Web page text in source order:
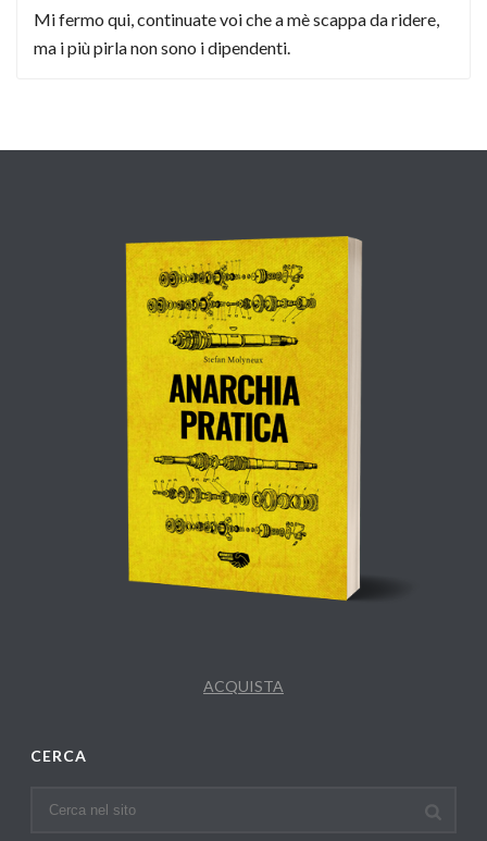
Mi fermo qui, continuate voi che a mè scappa da ridere,
ma i più pirla non sono i dipendenti.
ACQUISTA
CERCA